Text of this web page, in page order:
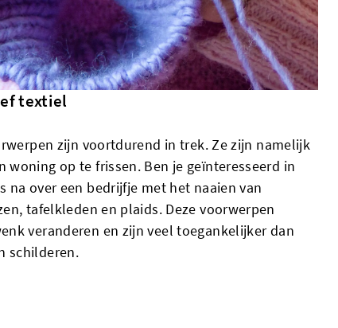
textiel
zijn voortdurend in trek. Ze zijn namelijk
woning op te frissen. Ben je geïnteresseerd in
na over een bedrijfje met het naaien van
tafelkleden en plaids. Deze voorwerpen
veranderen en zijn veel toegankelijker dan
schilderen.